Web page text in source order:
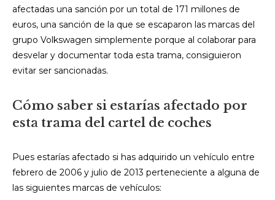
afectadas una sanción por un total de 171 millones de
euros, una sanción de la que se escaparon las marcas del
grupo Volkswagen simplemente porque al colaborar para
desvelar y documentar toda esta trama, consiguieron
evitar ser sancionadas.
Cómo saber si estarías afectado por
esta trama del cartel de coches
Pues estarías afectado si has adquirido un vehículo entre
febrero de 2006 y julio de 2013 perteneciente a alguna de
las siguientes marcas de vehículos: